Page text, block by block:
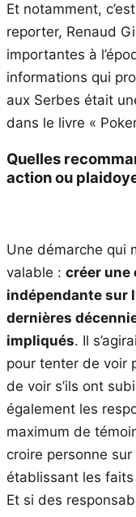
Et notamment,
reporter, Renaud
importantes à
informations qui
aux Serbes était
dans le livre «
Quelles
action ou
Une démarche qui
valable : créer une
indépendante sur
dernières
impliqués. Il
pour tenter de voir
de voir s’ils ont
également les
maximum de
croire personne
établissant les
Et si des